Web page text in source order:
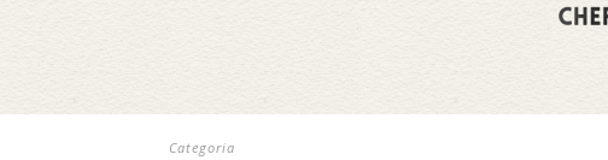
Categoria